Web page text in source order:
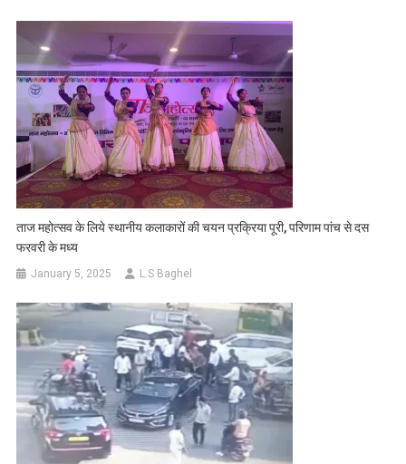
ताज महोत्सव के लिये स्थानीय कलाकारों की चयन प्रक्रिया पूरी, परिणाम पांच से दस
फरवरी के मध्य
January 5, 2025 L.S Baghel